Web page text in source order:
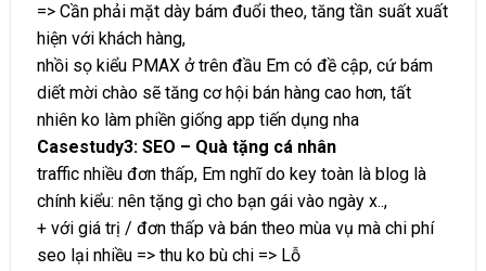
=> Cần phải mặt dày bám đuổi theo, tăng tần suất xuất
hiện với khách hàng,
nhồi sọ kiểu PMAX ở trên đầu Em có đề cập, cứ bám
diết mời chào sẽ tăng cơ hội bán hàng cao hơn, tất
nhiên ko làm phiền giống app tiến dụng nha
Casestudy3: SEO – Quà tặng cá nhân
traffic nhiều đơn thấp, Em nghĩ do key toàn là blog là
chính kiểu: nên tặng gì cho bạn gái vào ngày x..,
+ với giá trị / đơn thấp và bán theo mùa vụ mà chi phí
seo lại nhiều => thu ko bù chi => Lỗ